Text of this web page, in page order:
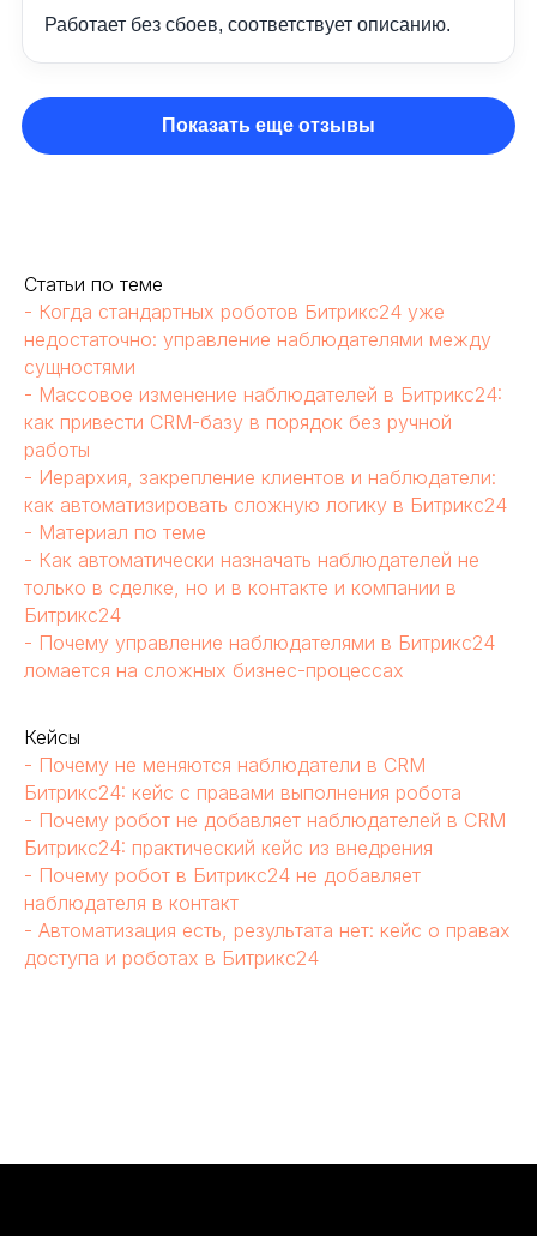
Работает без сбоев, соответствует описанию.
Показать еще отзывы
Статьи по теме
- Когда стандартных роботов Битрикс24 уже
недостаточно: управление наблюдателями между
сущностями
- Массовое изменение наблюдателей в Битрикс24:
как привести CRM-базу в порядок без ручной
работы
- Иерархия, закрепление клиентов и наблюдатели:
как автоматизировать сложную логику в Битрикс24
- Материал по теме
- Как автоматически назначать наблюдателей не
только в сделке, но и в контакте и компании в
Битрикс24
- Почему управление наблюдателями в Битрикс24
ломается на сложных бизнес-процессах
Кейсы
- Почему не меняются наблюдатели в CRM
Битрикс24: кейс с правами выполнения робота
- Почему робот не добавляет наблюдателей в CRM
Битрикс24: практический кейс из внедрения
- Почему робот в Битрикс24 не добавляет
наблюдателя в контакт
- Автоматизация есть, результата нет: кейс о правах
доступа и роботах в Битрикс24